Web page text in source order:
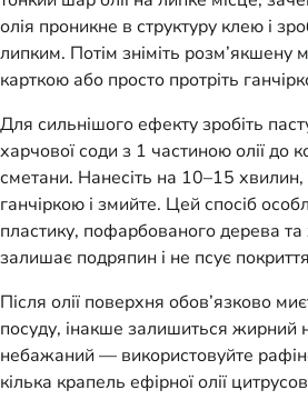
олія проникне в структуру клею і
липким. Потім зніміть розм’якшену
карткою або просто протріть
Для сильнішого ефекту зробіть
харчової соди з 1 частиною олії до
сметани. Нанесіть на 10–15 хвилин,
ганчіркою і змийте. Цей спосіб
пластику, пофарбованого дерева
залишає подряпин і не псує
Після олії поверхня обов’язково
посуду, інакше залишиться жирний
небажаний — використовуйте
кілька крапель ефірної олії